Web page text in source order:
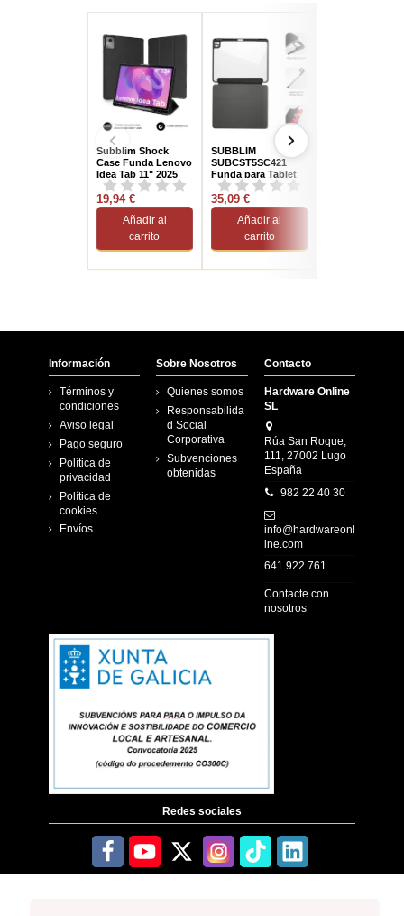
Subblim Shock
Case Funda Lenovo
Idea Tab 11" 2025
Negra
19,94 €
Añadir al
carrito
SUBBLIM
SUBCST5SC421
Funda para Tablet
IPad Pro 13" Negro
35,09 €
Añadir al
carrito
Información
Términos y
condiciones
Aviso legal
Pago seguro
Política de
privacidad
Política de
cookies
Envíos
Sobre Nosotros
Quienes somos
Responsabilida
d Social
Corporativa
Subvenciones
obtenidas
Contacto
Hardware Online
SL
Rúa San Roque,
111, 27002 Lugo
España
982 22 40 30
info@hardwareonl
ine.com
641.922.761
Contacte con
nosotros
Redes sociales